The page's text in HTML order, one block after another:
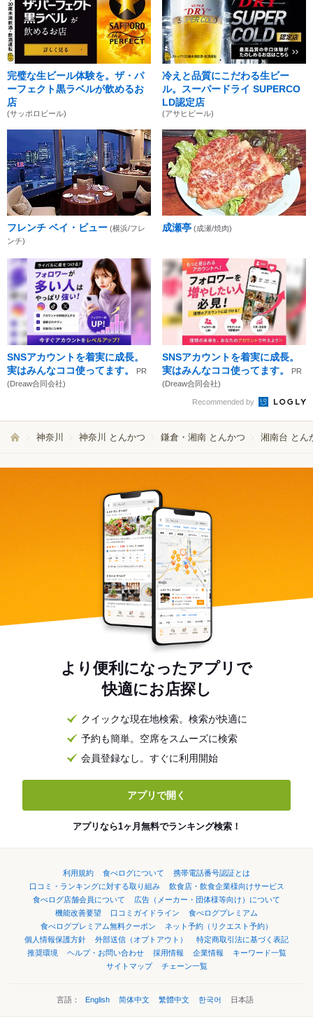
完璧な生ビール体験を。ザ・パ
ーフェクト黒ラベルが飲めるお
店
(サッポロビール)
冷えと品質にこだわる生ビー
ル。スーパードライ SUPERCO
LD認定店
(アサヒビール)
フレンチ ベイ・ビュー (横浜/フレ
ンチ)
成瀬亭 (成瀬/焼肉)
SNSアカウントを着実に成長。
実はみんなココ使ってます。
PR
(Dreaw合同会社)
SNSアカウントを着実に成長。
実はみんなココ使ってます。
PR
(Dreaw合同会社)
Recommended by
神奈川 神奈川 とんかつ 鎌倉・湘南 とんかつ 湘南台 とん
より便利になったアプリで
快適にお店探し
クイックな現在地検索。検索が快適に
予約も簡単。空席をスムーズに検索
会員登録なし。すぐに利用開始
アプリで開く
アプリなら1ヶ月無料でランキング検索！
利用規約 食べログについて
携帯電話番号認証とは
口コミ・ランキングに対する取り組み
飲食店・飲食企業様向けサービス
食べログ店舗会員について
広告（メーカー・団体様等向け）について
機能改善要望
口コミガイドライン
食べログプレミアム
食べログプレミアム無料クーポン
ネット予約（リクエスト予約）
個人情報保護方針
外部送信（オプトアウト）
特定商取引法に基づく表記
推奨環境
ヘルプ・お問い合わせ 採用情報 企業情報
キーワード一覧
サイトマップ
チェーン一覧
言語： English 简体中文 繁體中文 한국어 日本語